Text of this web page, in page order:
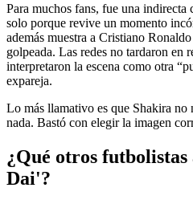
Para muchos fans, fue una indirecta
solo porque revive un momento
además muestra a Cristiano
golpeada. Las redes no tardaron en
interpretaron la escena como otra
expareja.
Lo más llamativo es que Shakira no
nada. Bastó con elegir la imagen
¿Qué otros
Dai'?